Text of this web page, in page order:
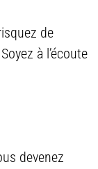
de
à l’écoute
devenez